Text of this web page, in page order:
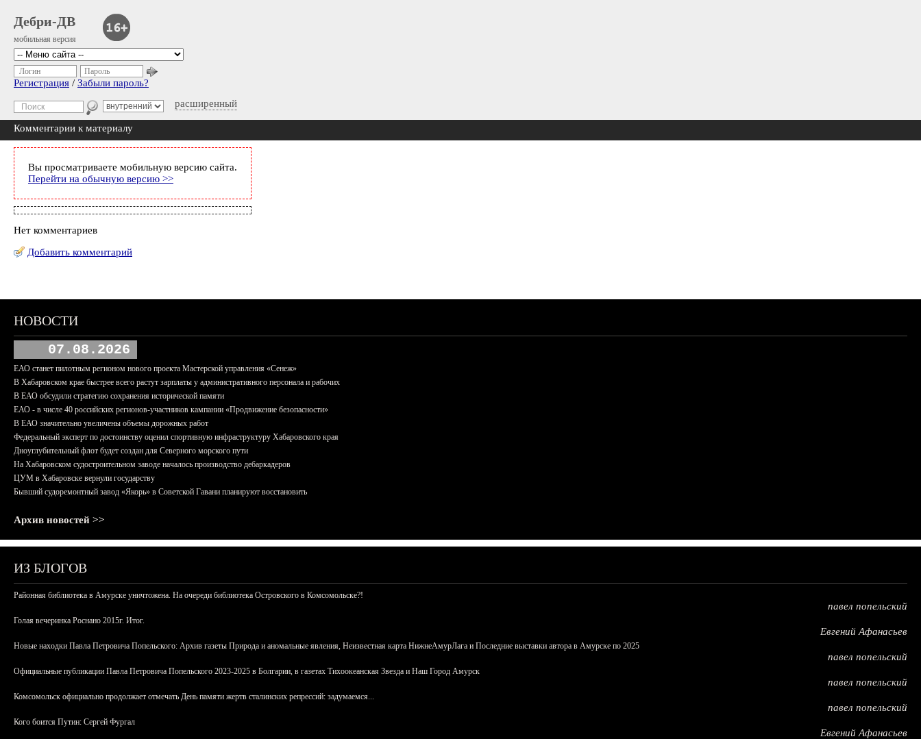
Дебри-ДВ
мобильная версия
расширенный
Логин Пароль
Регистрация / Забыли пароль?
Комментарии к материалу
Вы просматриваете мобильную версию сайта.
Перейти на обычную версию >>
Нет комментариев
Добавить комментарий
НОВОСТИ
07.08.2026
ЕАО станет пилотным регионом нового проекта Мастерской управления «Сенеж»
В Хабаровском крае быстрее всего растут зарплаты у административного персонала и рабочих
В ЕАО обсудили стратегию сохранения исторической памяти
ЕАО - в числе 40 российских регионов-участников кампании «Продвижение безопасности»
В ЕАО значительно увеличены объемы дорожных работ
Федеральный эксперт по достоинству оценил спортивную инфраструктуру Хабаровского края
Дноуглубительный флот будет создан для Северного морского пути
На Хабаровском судостроительном заводе началось производство дебаркадеров
ЦУМ в Хабаровске вернули государству
Бывший судоремонтный завод «Якорь» в Советской Гавани планируют восстановить
Архив новостей >>
ИЗ БЛОГОВ
Районная библиотека в Амурске уничтожена. На очереди библиотека Островского в Комсомольске?!
павел попельский
Голая вечеринка Роснано 2015г. Итог.
Евгений Афанасьев
Новые находки Павла Петровича Попельского: Архив газеты Природа и аномальные явления, Неизвестная карта НижнеАмурЛага и Последние выставки автора в Амурске по 2025
павел попельский
Официальные публикации Павла Петровича Попельского 2023-2025 в Болгарии, в газетах Тихоокеанская Звезда и Наш Город Амурск
павел попельский
Комсомольск официально продолжает отмечать День памяти жертв сталинских репрессий: задумаемся...
павел попельский
Кого боится Путин: Сергей Фургал
Евгений Афанасьев